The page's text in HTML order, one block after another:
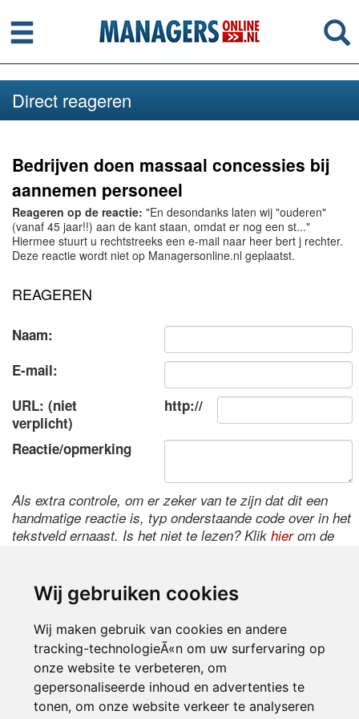
Wij gebruiken cookies
Wij maken gebruik van cookies en andere
tracking-technologieÃ«n om uw surfervaring op
onze website te verbeteren, om
gepersonaliseerde inhoud en advertenties te
tonen, om onze website verkeer te analyseren
Menu
Direct reageren
Bedrijven doen massaal concessies bij
aannemen personeel
Reageren op de reactie: "En desondanks laten wij "ouderen"
(vanaf 45 jaar!!) aan de kant staan, omdat er nog een st..."
Hiermee stuurt u rechtstreeks een e-mail naar heer bert j rechter.
Deze reactie wordt niet op Managersonline.nl geplaatst.
REAGEREN
Naam:
E-mail:
URL: (niet
verplicht)
http://
Reactie/opmerking
Als extra controle, om er zeker van te zijn dat dit een
handmatige reactie is, typ onderstaande code over in het
tekstveld ernaast. Is het niet te lezen? Klik hierom de